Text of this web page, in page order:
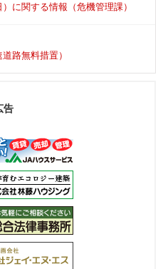
に関する情報（危機管理課）
路無料措置）
告